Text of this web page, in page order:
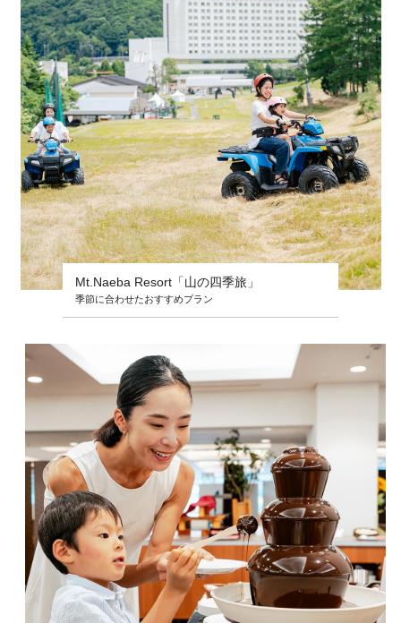
Mt.Naeba Resort「山の四季旅」
季節に合わせたおすすめプラン